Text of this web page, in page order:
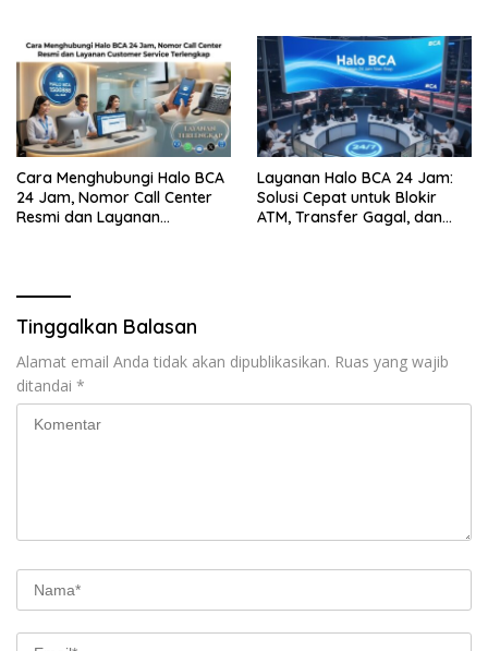
Cara Menghubungi Halo BCA
24 Jam, Nomor Call Center
Resmi dan Layanan
Layanan Halo BCA 24 Jam:
Solusi Cepat untuk Blokir
ATM, Transfer Gagal, dan
Tinggalkan Balasan
Alamat email Anda tidak akan dipublikasikan. Ruas yang wajib
ditandai *